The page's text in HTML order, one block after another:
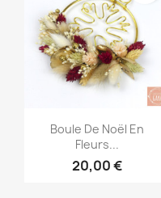
Aperçu rapide
Boule De Noël En
Fleurs...
20,00 €